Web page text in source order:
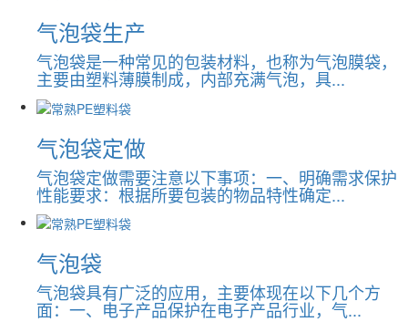
气泡袋生产
气泡袋是一种常见的包装材料，也称为气泡膜袋，
主要由塑料薄膜制成，内部充满气泡，具...
气泡袋定做
气泡袋定做需要注意以下事项：一、明确需求保护
性能要求：根据所要包装的物品特性确定...
气泡袋
气泡袋具有广泛的应用，主要体现在以下几个方
面：一、电子产品保护在电子产品行业，气...